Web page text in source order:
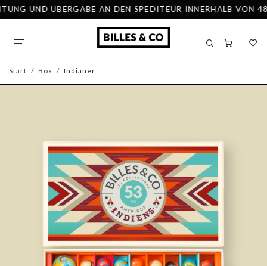
UND ÜBERGABE AN DEN SPEDITEUR INNERHALB VON
Start / Box / Indianer